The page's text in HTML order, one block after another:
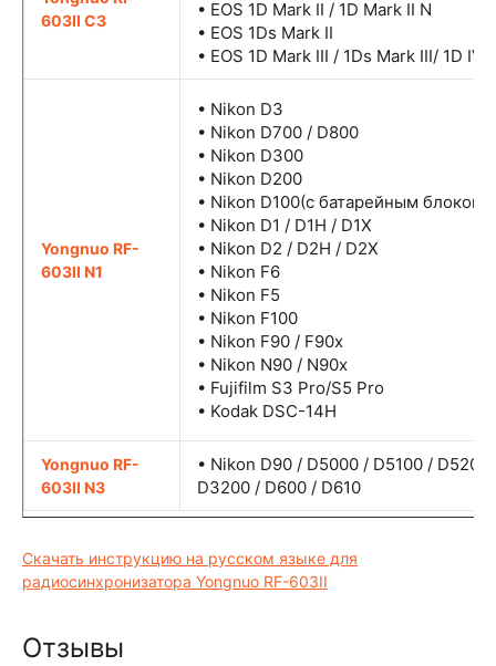
603II C3
• EOS 1D Mark II / 1D Mark II N
• EOS 1Ds Mark II
• EOS 1D Mark III / 1Ds Mark III/ 1D IV
Yongnuo RF-
603II N1
• Nikon D3
• Nikon D700 / D800
• Nikon D300
• Nikon D200
• Nikon D100(с батарейным блоком
• Nikon D1 / D1H / D1X
• Nikon D2 / D2H / D2X
• Nikon F6
• Nikon F5
• Nikon F100
• Nikon F90 / F90x
• Nikon N90 / N90x
• Fujifilm S3 Pro/S5 Pro
• Kodak DSC-14H
Yongnuo RF-
603II N3
• Nikon D90 / D5000 / D5100 /
D3200 / D600 / D610
Скачать инструкцию на русском языке для
радиосинхронизатора Yongnuo RF-603II
Отзывы